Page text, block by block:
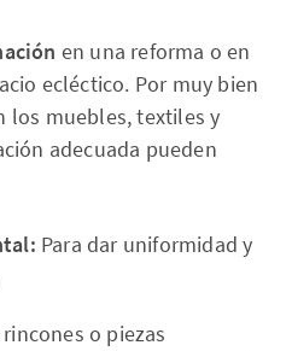
en una reforma o en
ecléctico. Por muy bien
los muebles, textiles y
adecuada pueden
Para dar uniformidad y
rincones o piezas